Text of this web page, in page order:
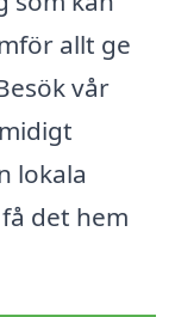
allt ge
vår
lokala
det hem